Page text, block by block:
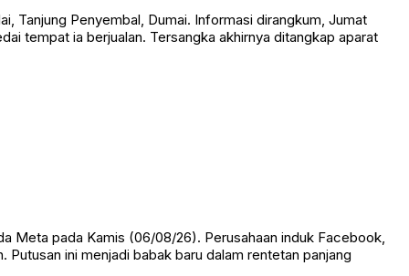
Tanjung Penyembal, Dumai. Informasi dirangkum, Jumat
tempat ia berjualan. Tersangka akhirnya ditangkap aparat
Meta pada Kamis (06/08/26). Perusahaan induk Facebook,
ini menjadi babak baru dalam rentetan panjang